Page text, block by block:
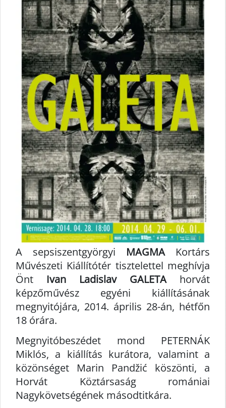
A sepsiszentgyörgyi MAGMAKortárs
Művészeti Kiállítótér tisztelettel meghívja
Önt Ivan Ladislav GALETAhorvát
képzőművész egyéni kiállításának
megnyitójára, 2014. április 28-án, hétfőn
18 órára.
Megnyitóbeszédet mond PETERNÁK
Miklós, a kiállítás kurátora, valamint a
közönséget Marin Pandžić köszönti, a
Horvát Köztársaság romániai
Nagykövetségének másodtitkára.